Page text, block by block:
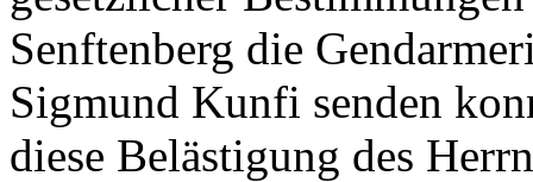
Senftenberg die
Sigmund Kunfi senden
diese Belästigung des